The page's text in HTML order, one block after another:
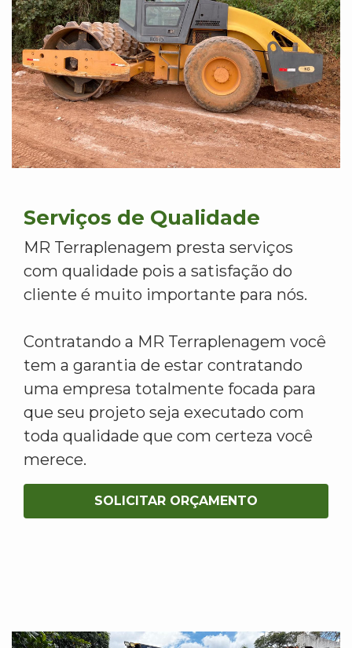
Serviços de Qualidade
MR Terraplenagem presta serviços
com qualidade pois a satisfação do
cliente é muito importante para nós.
Contratando a MR Terraplenagem você
tem a garantia de estar contratando
uma empresa totalmente focada para
que seu projeto seja executado com
toda qualidade que com certeza você
merece.
SOLICITAR ORÇAMENTO